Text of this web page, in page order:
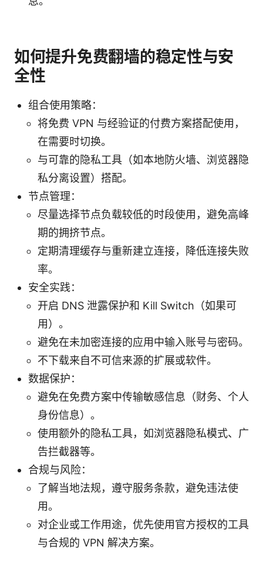
如何提升免费翻墙的稳定性与安
全性
组合使用策略：
将免费 VPN 与经验证的付费方案搭配使用，
在需要时切换。
与可靠的隐私工具（如本地防火墙、浏览器隐
私分离设置）搭配。
节点管理：
尽量选择节点负载较低的时段使用，避免高峰
期的拥挤节点。
定期清理缓存与重新建立连接，降低连接失败
率。
安全实践：
开启 DNS 泄露保护和 Kill Switch（如果可
用）。
避免在未加密连接的应用中输入账号与密码。
不下载来自不可信来源的扩展或软件。
数据保护：
避免在免费方案中传输敏感信息（财务、个人
身份信息）。
使用额外的隐私工具，如浏览器隐私模式、广
告拦截器等。
合规与风险：
了解当地法规，遵守服务条款，避免违法使
用。
对企业或工作用途，优先使用官方授权的工具
与合规的 VPN 解决方案。